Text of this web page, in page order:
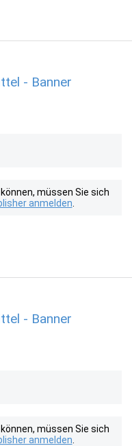
- Banner
müssen Sie sich
anmelden
- Banner
müssen Sie sich
anmelden